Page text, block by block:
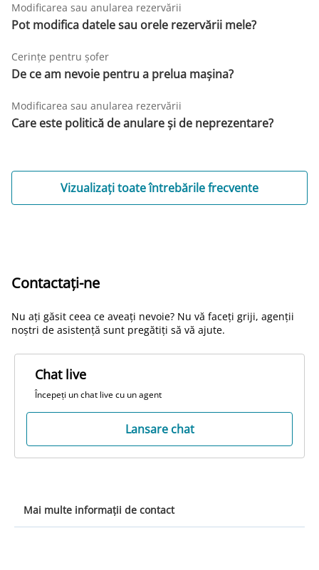
Modificarea sau anularea rezervării
Pot modifica datele sau orele rezervării mele?
Cerințe pentru șofer
De ce am nevoie pentru a prelua mașina?
Modificarea sau anularea rezervării
Care este politică de anulare și de neprezentare?
Vizualizați toate întrebările frecvente
Contactați-ne
Nu ați găsit ceea ce aveați nevoie? Nu vă faceți griji, agenții
noștri de asistență sunt pregătiți să vă ajute.
Chat live
Începeți un chat live cu un agent
Lansare chat
Mai multe informații de contact